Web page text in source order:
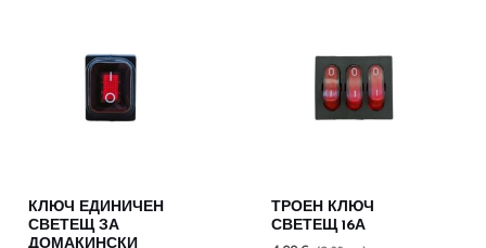
КЛЮЧ ЕДИНИЧЕН
СВЕТЕЩ ЗА
ДОМАКИНСКИ
ТРОЕН КЛЮЧ
СВЕТЕЩ 16А